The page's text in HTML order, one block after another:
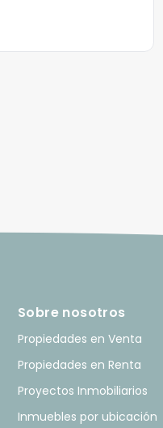
Sobre nosotros
Propiedades en Venta
Propiedades en Renta
Proyectos Inmobiliarios
Inmuebles por ubicación